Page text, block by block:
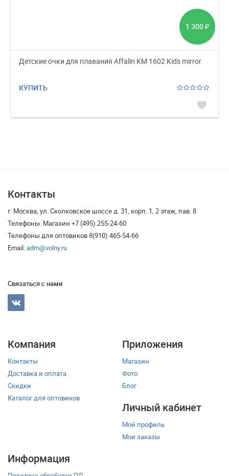
1 300 ₽
Детские очки для плавания Affalin KM 1602 Kids mirror
КУПИТЬ
favorite
Контакты
г. Москва, ул. Сколковское шоссе д. 31, корп. 1, 2 этаж, пав. 8
Телефоны: Магазин +7 (495) 255-24-60
Телефоны для оптовиков 8(910) 465-54-66
Email:adm@volny.ru
Связаться с нами
Компания
Контакты
Доставка и оплата
Скидки
Каталог для оптовиков
Приложения
Магазин
Фото
Блог
Личный кабинет
Мой профиль
Мои заказы
Информация